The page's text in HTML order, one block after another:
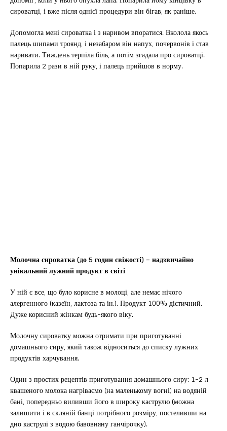
сироватці, і вже після однієї процедури він бігав, як раніше.
Допомогла мені сироватка і з наривом впоратися. Вколола якось
палець шипами троянд, і незабаром він напух, почервонів і став
наривати. Тиждень терпіла біль, а потім згадала про сироватці.
Попарила 2 рази в ній руку, і палець прийшов в норму.
Молочна сироватка (до 5 годин свіжості) – надзвичайно
унікальний лужний продукт в світі
У ній є все, що було корисне в молоці, але немає нічого
алергенного (казеїн, лактоза та ін.). Продукт 100% дієтичний.
Дуже корисний жінкам будь-якого віку.
Молочну сироватку можна отримати при приготуванні
домашнього сиру, який також відноситься до списку лужних
продуктів харчування.
Один з простих рецептів приготування домашнього сиру: 1-2 л
квашеного молока нагріваємо (на маленькому вогні) на водяній
бані, попередньо виливши його в широку каструлю (можна
залишити і в скляній банці потрібного розміру, постеливши на
дно каструлі з водою бавовняну ганчірочку).